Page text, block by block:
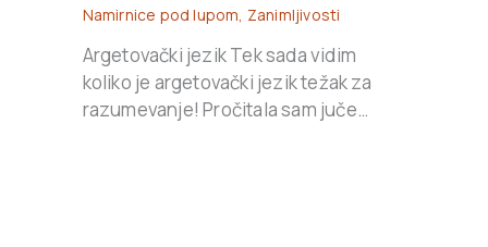
Namirnice pod lupom, Zanimljivosti
Argetovački jezik Tek sada vidim
koliko je argetovački jezik težak za
razumevanje! Pročitala sam juče…